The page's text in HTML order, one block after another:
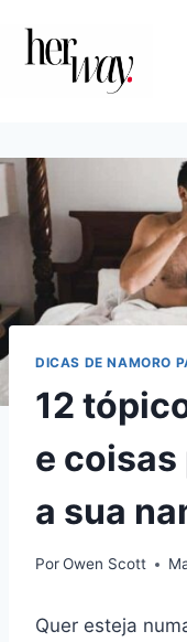
DICAS DE NAMORO
12
e
a sua
PorOwen Scott
Quer esteja